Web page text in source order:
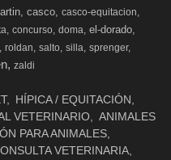
casco
casco-equitacion
concurso doma el-dorado
roldan salto silla sprenger
zaldi
HÍPICA / EQUITACIÓN
VETERINARIO
ANIMALES
PARA ANIMALES
VETERINARIA